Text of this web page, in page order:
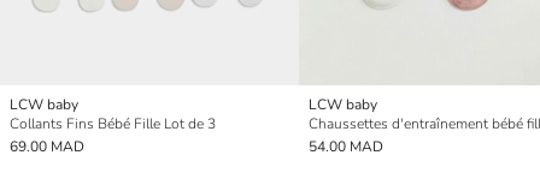
LCW baby
Collants Fins Bébé Fille Lot de 3
69.00 MAD
LCW baby
54.00 MAD